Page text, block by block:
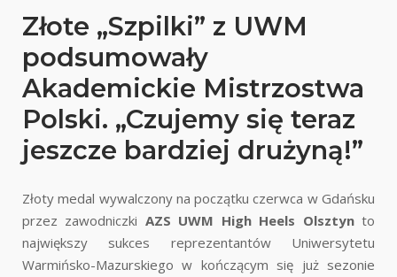
Złote „Szpilki” z UWM
podsumowały
Akademickie Mistrzostwa
Polski. „Czujemy się teraz
jeszcze bardziej drużyną!”
Złoty medal wywalczony na początku czerwca w Gdańsku
przez zawodniczki AZS UWM High Heels Olsztynto
największy sukces reprezentantów Uniwersytetu
Warmińsko-Mazurskiego w kończącym się już sezonie